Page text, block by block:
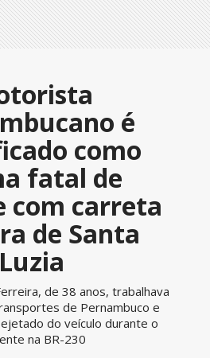
é
como
fatal de
com carreta
de Santa
Luzia
de 38 anos, trabalhava
de Pernambuco e
do veículo durante o
na BR-230